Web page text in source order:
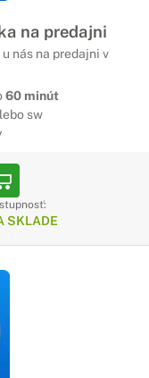
na predajni
nás na predajni v
60 minút
sw
SKLADE